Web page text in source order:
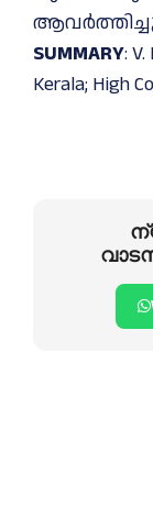
SUMMARY:
Kerala; High